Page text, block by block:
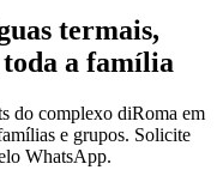
termais,
a família
do complexo diRoma em
e grupos. Solicite
WhatsApp.